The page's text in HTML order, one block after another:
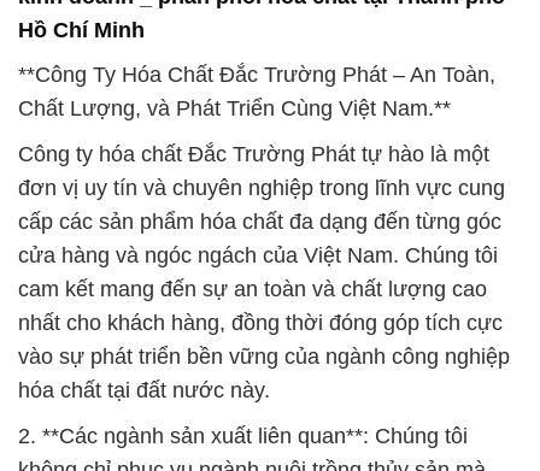
biến thực phẩm. Chất lượng và đáng tin cậy luôn
chúng tôi cung cấp. Với những nghiên cứu và phát
triển liên tục, chúng tôi không ngừng cải tiến để đảm
bảo rằng các sản phẩm hóa chất của chúng tôi đáp
ứng hoặc vượt qua những tiêu chuẩn khắt khe nhất
của các ngành công nghiệp này.
**Sự Đổi Mới và Tư duy Khoa học**: Công ty Đắc
Trường Phát luôn đặc biệt chú trọng vào sự đổi mới
và tư duy khoa học. Chúng tôi sở hữu đội ngũ nhân
sự chuyên nghiệp và có kiến thức sâu rộng về hóa
học, kỹ thuật, và công nghệ. Nhờ vào sự kết hợp
của những kiến thức này, chúng tôi có khả năng tạo
ra các giải pháp hóa chất tiên tiến và hiệu quả cho